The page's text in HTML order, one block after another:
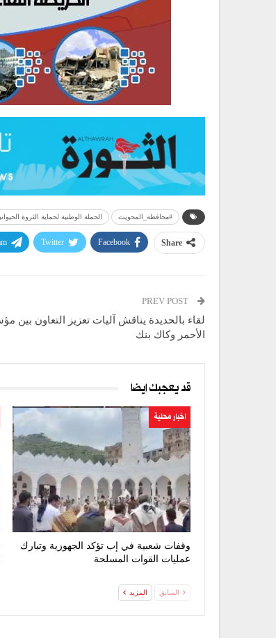
#محافظة_المحويت الحملة الوطنية لحماية الثروة
Share
Facebook
Twitter
لقاء بالحديدة يناقش آليات تعزيز التعاون بين
الأحمر وكاك بنك
قد يعجبك ايضا
اخبار محلية
وقفات شعبية في إب تؤكد الجهوزية وتبارك
عمليات القوات المسلحة
السابق المزيد